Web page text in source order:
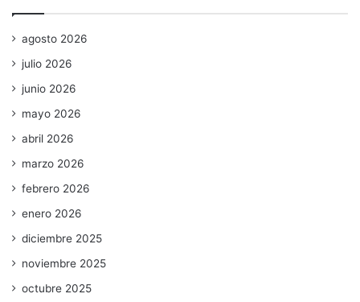
agosto 2026
julio 2026
junio 2026
mayo 2026
abril 2026
marzo 2026
febrero 2026
enero 2026
diciembre 2025
noviembre 2025
octubre 2025